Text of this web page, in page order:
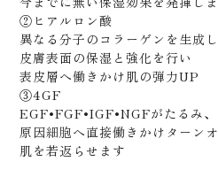
②ヒアルロン酸
異なる分子のコラーゲンを生成し
皮膚表面の保湿と強化を行い
表皮層へ働きかけ肌の弾力UP
③4GF
EGF•FGF•IGF•NGFがたるみ
原因細胞へ直接働きかけターン
肌を若返らせます